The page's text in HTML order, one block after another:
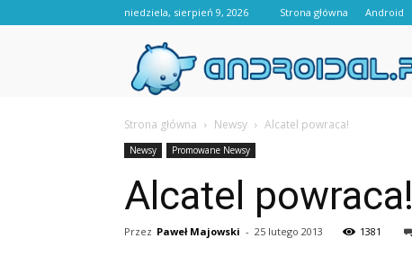
niedziela, sierpień 9, 2026 Strona główna Android
Strona główna Newsy Alcatel powraca!
Newsy Promowane Newsy
Alcatel powraca!
Przez Paweł Majowski - 25 lutego 2013 1381